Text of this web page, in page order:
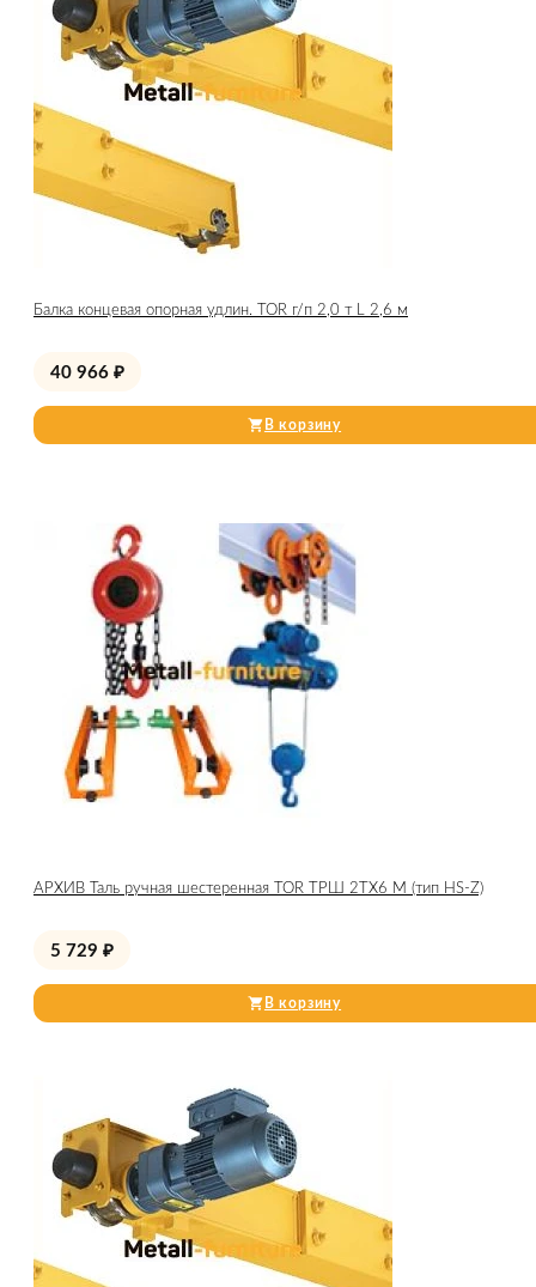
Балка концевая опорная удлин. TOR г/п 2,0 т L 2,6 м
40 966 ₽
В корзину
АРХИВ Таль ручная шестеренная TOR ТРШ 2ТХ6 М (тип HS-Z)
5 729 ₽
В корзину